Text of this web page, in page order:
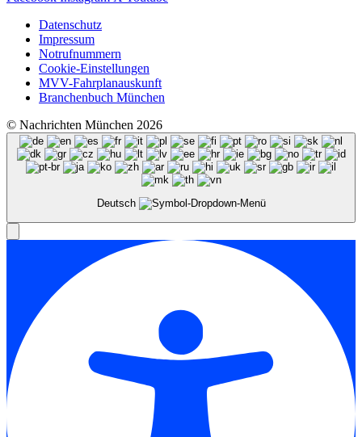
Datenschutz
Impressum
Notrufnummern
Cookie-Einstellungen
MVV-Fahrplanauskunft
Branchenbuch München
© Nachrichten München 2026
Deutsch